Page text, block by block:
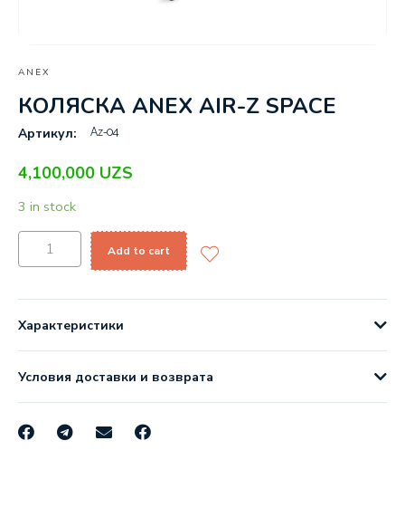
ANEX
КОЛЯСКА ANEX AIR-Z SPACE
Артикул: Az-04
4,100,000 UZS
3 in stock
Add to cart
Характеристики
Условия доставки и возврата